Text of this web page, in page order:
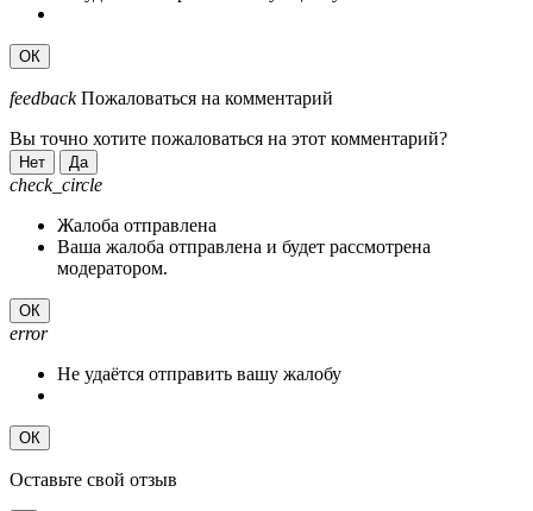
ОК
feedback Пожаловаться на комментарий
Вы точно хотите пожаловаться на этот комментарий?
Нет Да
check_circle
Жалоба отправлена
Ваша жалоба отправлена и будет рассмотрена
модератором.
ОК
error
Не удаётся отправить вашу жалобу
ОК
Оставьте свой отзыв